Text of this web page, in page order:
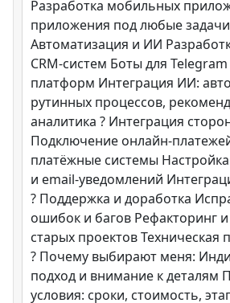
Разработка мобильных
приложения под любые
Автоматизация и ИИ
CRM-систем Боты для Telegram
платформ Интеграция ИИ:
рутинных процессов,
аналитика ? Интеграция
Подключение онлайн-
платёжные системы
и email-уведомлений
?️ Поддержка и доработка
ошибок и багов Рефакторинг
старых проектов Техническая
? Почему выбирают меня:
подход и внимание к деталям
условия: сроки, стоимость,